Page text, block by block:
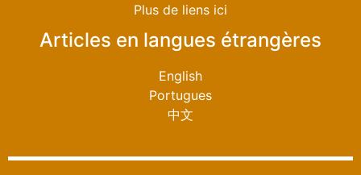
Plus de liens ici
Articles en langues étrangères
English
Portugues
中文